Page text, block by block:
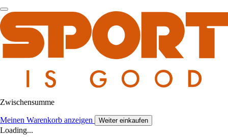
Zwischensumme
Meinen Warenkorb anzeigen Weiter einkaufen
Loading...